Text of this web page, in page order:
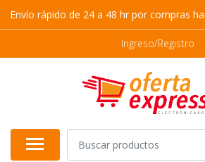
Envío rápido de 24 a 48 hr por compras
Ingreso/Registro